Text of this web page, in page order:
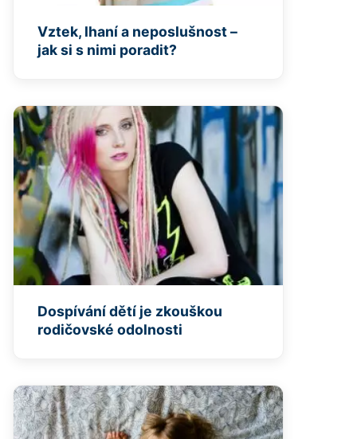
Vztek, lhaní a neposlušnost –
jak si s nimi poradit?
Dospívání dětí je zkouškou
rodičovské odolnosti